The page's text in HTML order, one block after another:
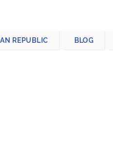
REPUBLIC BLOG